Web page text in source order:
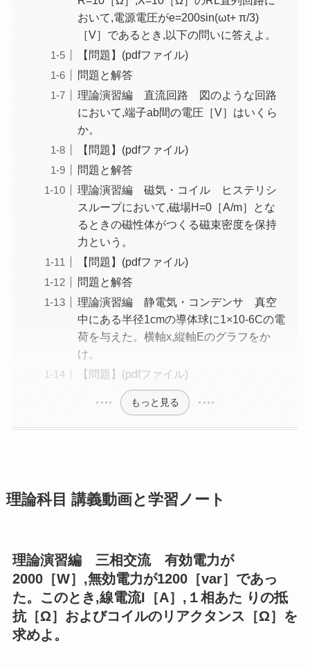
おいて,電源電圧がe=200sin(ωt+ π/3)
［V］であるとき,以下の問いに答えよ。
【問題】(pdfファイル)
問題と解答
理論演習編 直流回路 図のような回路
において,端子ab間の電圧［V］はいくら
か。
【問題】(pdfファイル)
問題と解答
理論演習編 磁気・コイル ヒステリシ
スループにおいて,磁場H=0［A/m］とな
るときの磁性体がつくる磁束密度を保持
力という。
【問題】(pdfファイル)
問題と解答
理論演習編 静電気・コンデンサ 真空
中にある半径1cmの導体球に1×10-6Cの電
荷を与えた。横軸x,縦軸Eのグラフをか
け。
【問題】(pdfファイル)
もっと見る
理論科目 講義動画と学習ノート
理論演習編 三相交流 有効電力が
2000［W］,無効電力が1200［var］であっ
た。このとき,線電流I［A］,１相あた りの抵
抗［Ω］およびコイルのリアクタンス［Ω］を
求めよ。